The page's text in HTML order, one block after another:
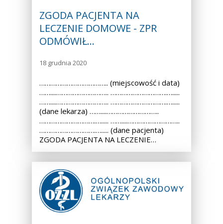
ZGODA PACJENTA NA
LECZENIE DOMOWE - ZPR
ODMÓWIŁ…
18 grudnia 2020
……………………………….. (miejscowość i data)
……....……………………….. ………………………….….....
……....……………………….. ………………………….….....
(dane lekarza) ……....………………………..
………………………….…..... ……....………………………..
………………………….…..... (dane pacjenta)
ZGODA PACJENTA NA LECZENIE…